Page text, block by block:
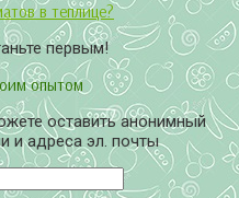
в теплице?
первым!
опытом
оставить анонимный
и адреса эл. почты